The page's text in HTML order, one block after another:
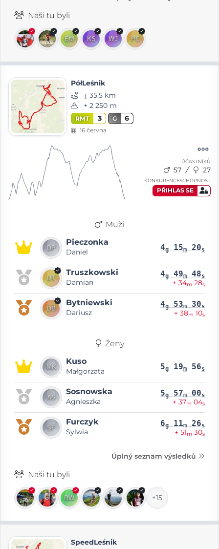
Naši tu byli
PółLeśnik
⨦ 35.5 km
+ 2 250 m
RMT 3 G 6
16 června
ÚČASTNÍKŮ
57 27
KONKURENCESCHOPNOST
PŘIHLAS SE
Muži
Pieczonka
Daniel 4g 15m 20s
Truszkowski
Damian
4g 49m 48s
+ 34m 28s
Bytniewski
Dariusz
4g 53m 30s
+ 38m 10s
Ženy
Kuso
Małgorzata 5g 19m 56s
Sosnowska
Agnieszka
5g 57m 00s
+ 37m 04s
Furczyk
Sylwia
6g 11m 26s
+ 51m 30s
Úplný seznam výsledků
Naši tu byli
+15
SpeedLeśnik